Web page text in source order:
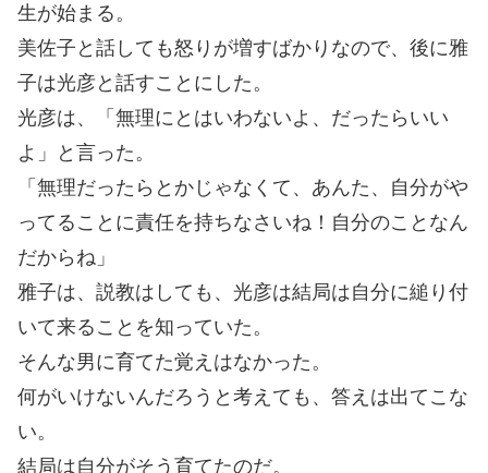
生が始まる。
美佐子と話しても怒りが増すばかりなので、後に雅
子は光彦と話すことにした。
光彦は、「無理にとはいわないよ、だったらいい
よ」と言った。
「無理だったらとかじゃなくて、あんた、自分がや
ってることに責任を持ちなさいね！自分のことなん
だからね」
雅子は、説教はしても、光彦は結局は自分に縋り付
いて来ることを知っていた。
そんな男に育てた覚えはなかった。
何がいけないんだろうと考えても、答えは出てこな
い。
結局は自分がそう育てたのだ。